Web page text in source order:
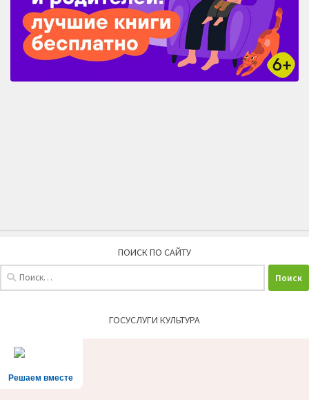
ПОИСК ПО САЙТУ
ГОСУСЛУГИ КУЛЬТУРА
Решаем вместе